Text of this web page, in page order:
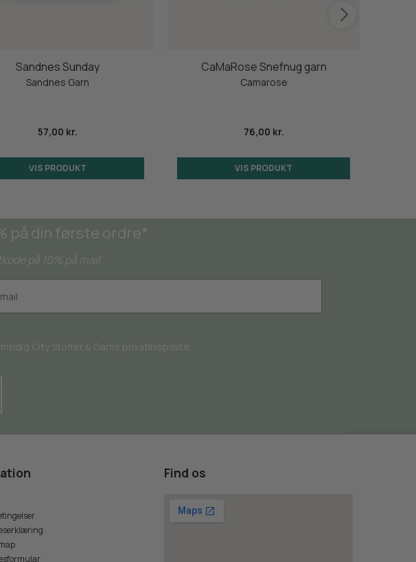
Sandnes Sunday
Sandnes Garn
57,00 kr.
VIS PRODUKT
CaMaRose Snefnug garn
Camarose
76,00 kr.
VIS PRODUKT
på din første ordre*
på 10% på mail.
City Stoffer & Garns privatlivspolitik.
Find os